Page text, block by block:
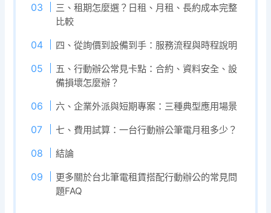
三、租期怎麼選？日租、月租、長約成本完整
比較
四、從詢價到設備到手：服務流程與時程說明
五、行動辦公常見卡點：合約、資料安全、設
備損壞怎麼辦？
六、企業外派與短期專案：三種典型應用場景
七、費用試算：一台行動辦公筆電月租多少？
結論
更多關於台北筆電租賃搭配行動辦公的常見問
題FAQ